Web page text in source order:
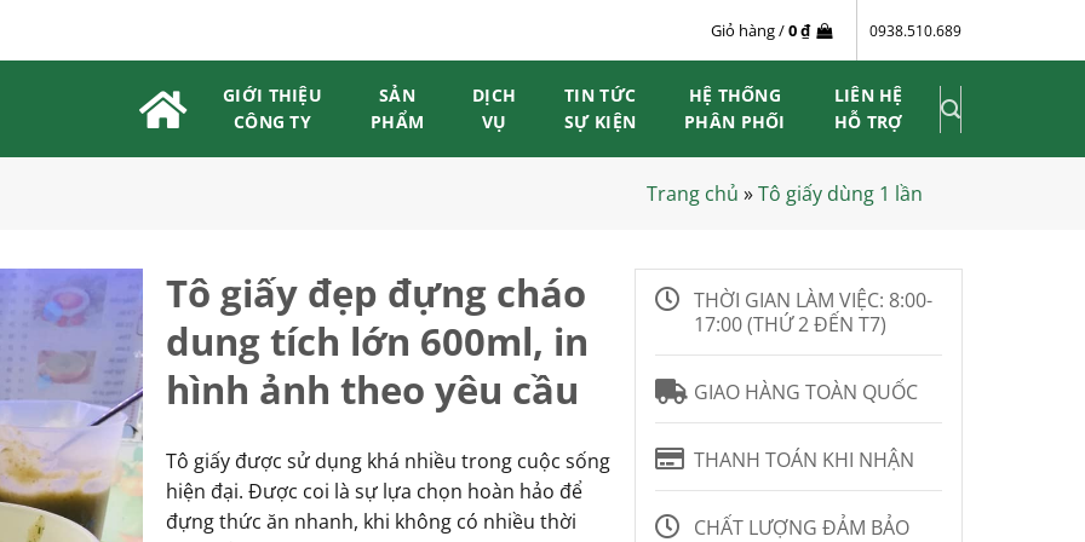
Giỏ hàng /0₫ 0938.510.689
GIỚI THIỆU
CÔNG TY
SẢN
PHẨM
DỊCH
VỤ
TIN TỨC
SỰ KIỆN
HỆ THỐNG
PHÂN PHỐI
LIÊN HỆ
HỖ TRỢ
Trang chủ »Tô giấy dùng 1 lần
Tô giấy đẹp đựng cháo
dung tích lớn 600ml, in
hình ảnh theo yêu cầu
Tô giấy được sử dụng khá nhiều trong cuộc sống
hiện đại. Được coi là sự lựa chọn hoàn hảo để
đựng thức ăn nhanh, khi không có nhiều thời
THỜI GIAN LÀM VIỆC: 8:00-
17:00 (THỨ 2 ĐẾN T7)
GIAO HÀNG TOÀN QUỐC
THANH TOÁN KHI NHẬN
CHẤT LƯỢNG ĐẢM BẢO